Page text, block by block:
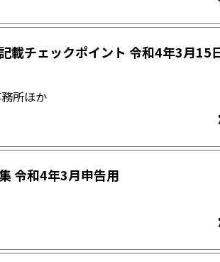
載チェックポイント 令和4年3月15
所ほか
令和4年3月申告用